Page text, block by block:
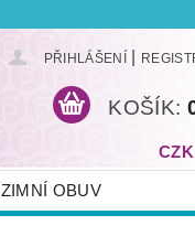
PŘIHLÁŠENÍ
CZK
KOŠÍK:
ZIMNÍ OBUV